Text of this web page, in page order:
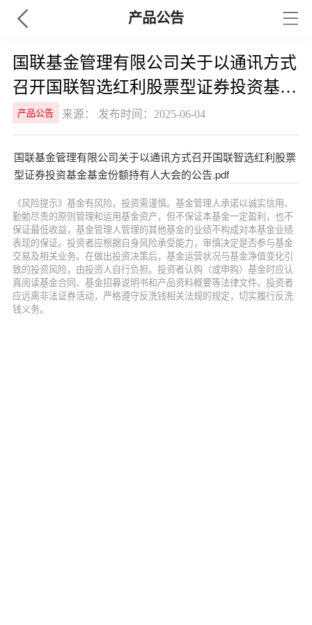
产品公告
国联基金管理有限公司关于以通讯方式
召开国联智选红利股票型证券投资基金
基金份额持有人大会的公告
产品公告 来源： 发布时间：2025-06-04
国联基金管理有限公司关于以通讯方式召开国联智选红利股票
型证券投资基金基金份额持有人大会的公告.pdf
《风险提示》基金有风险，投资需谨慎。基金管理人承诺以诚实信用、
勤勉尽责的原则管理和运用基金资产，但不保证本基金一定盈利，也不
保证最低收益，基金管理人管理的其他基金的业绩不构成对本基金业绩
表现的保证。投资者应根据自身风险承受能力，审慎决定是否参与基金
交易及相关业务。在做出投资决策后，基金运营状况与基金净值变化引
致的投资风险，由投资人自行负担。投资者认购（或申购）基金时应认
真阅读基金合同、基金招募说明书和产品资料概要等法律文件。投资者
应远离非法证券活动，严格遵守反洗钱相关法规的规定，切实履行反洗
钱义务。